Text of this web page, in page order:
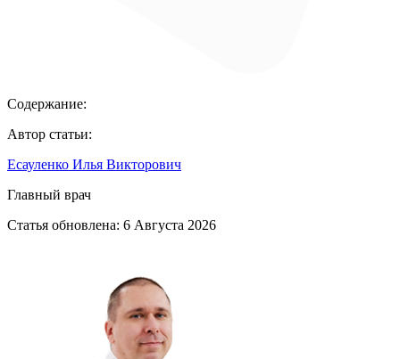
Содержание:
Автор статьи:
Есауленко Илья Викторович
Главный врач
Статья обновлена: 6 Августа 2026